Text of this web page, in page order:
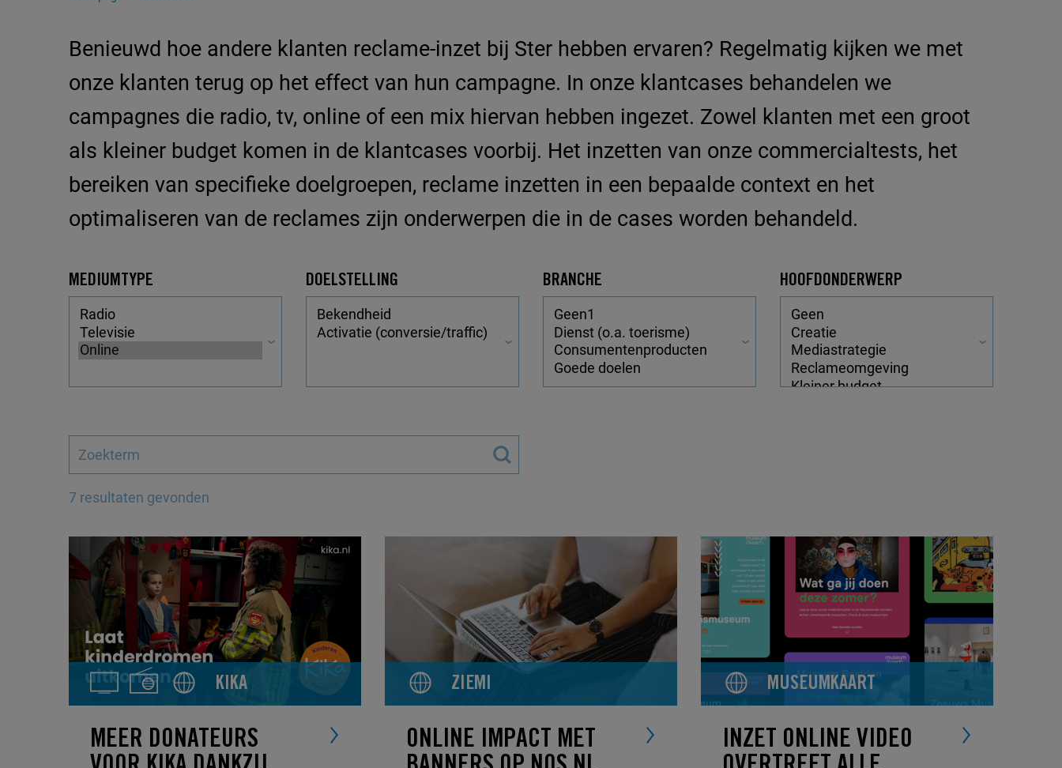
Benieuwd hoe andere klanten reclame-inzet bij Ster hebben ervaren? Regelmatig kijken we met
onze klanten terug op het effect van hun campagne. In onze klantcases behandelen we
campagnes die radio, tv, online of een mix hiervan hebben ingezet. Zowel klanten met een groot
als kleiner budget komen in de klantcases voorbij. Het inzetten van onze commercialtests, het
bereiken van specifieke doelgroepen, reclame inzetten in een bepaalde context en het
optimaliseren van de reclames zijn onderwerpen die in de cases worden behandeld.
MEDIUMTYPE DOELSTELLING BRANCHE HOOFDONDERWERP
7 resultaten gevonden
KIKA
MEER DONATEURS
ZIEMI
ONLINE IMPACT MET
MUSEUMKAART
INZET ONLINE VIDEO